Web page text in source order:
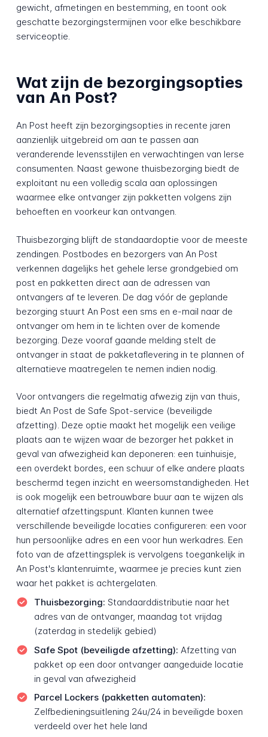
gewicht, afmetingen en bestemming, en toont ook
geschatte bezorgingstermijnen voor elke beschikbare
serviceoptie.
Wat zijn de bezorgingsopties
van An Post?
An Post heeft zijn bezorgingsopties in recente jaren
aanzienlijk uitgebreid om aan te passen aan
veranderende levensstijlen en verwachtingen van Ierse
consumenten. Naast gewone thuisbezorging biedt de
exploitant nu een volledig scala aan oplossingen
waarmee elke ontvanger zijn pakketten volgens zijn
behoeften en voorkeur kan ontvangen.
Thuisbezorging blijft de standaardoptie voor de meeste
zendingen. Postbodes en bezorgers van An Post
verkennen dagelijks het gehele Ierse grondgebied om
post en pakketten direct aan de adressen van
ontvangers af te leveren. De dag vóór de geplande
bezorging stuurt An Post een sms en e-mail naar de
ontvanger om hem in te lichten over de komende
bezorging. Deze vooraf gaande melding stelt de
ontvanger in staat de pakketaflevering in te plannen of
alternatieve maatregelen te nemen indien nodig.
Voor ontvangers die regelmatig afwezig zijn van thuis,
biedt An Post de Safe Spot-service (beveiligde
afzetting). Deze optie maakt het mogelijk een veilige
plaats aan te wijzen waar de bezorger het pakket in
geval van afwezigheid kan deponeren: een tuinhuisje,
een overdekt bordes, een schuur of elke andere plaats
beschermd tegen inzicht en weersomstandigheden. Het
is ook mogelijk een betrouwbare buur aan te wijzen als
alternatief afzettingspunt. Klanten kunnen twee
verschillende beveiligde locaties configureren: een voor
hun persoonlijke adres en een voor hun werkadres. Een
foto van de afzettingsplek is vervolgens toegankelijk in
An Post's klantenruimte, waarmee je precies kunt zien
waar het pakket is achtergelaten.
Thuisbezorging: Standaarddistributie naar het
adres van de ontvanger, maandag tot vrijdag
(zaterdag in stedelijk gebied)
Safe Spot (beveiligde afzetting): Afzetting van
pakket op een door ontvanger aangeduide locatie
in geval van afwezigheid
Parcel Lockers (pakketten automaten):
Zelfbedieningsuitlening 24u/24 in beveiligde boxen
verdeeld over het hele land